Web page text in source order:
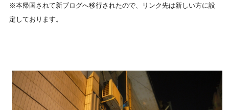
※本帰国されて新ブログへ移行されたので、リンク先は新しい方に設
定しております。